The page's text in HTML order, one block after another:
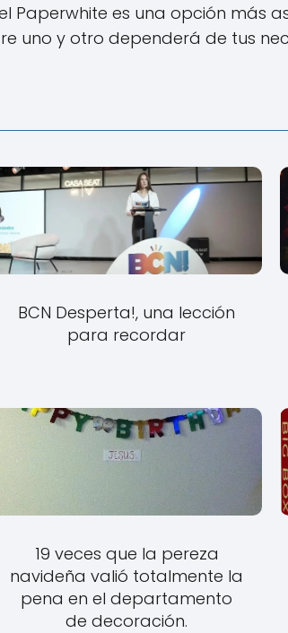
Paperwhite es una opción más
uno y otro dependerá de tus
BCN Desperta!, una lección
para recordar
19 veces que la pereza
navideña valió totalmente la
pena en el departamento
de decoración.